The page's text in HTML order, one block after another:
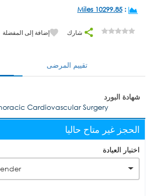
:
10299.85 Miles
شارك إضافة إلى المفضلة
تقييم المرضى
شهادة البورد
Cardiovascular Surgery
الحجز غير متاح حاليا
اختيار العيادة